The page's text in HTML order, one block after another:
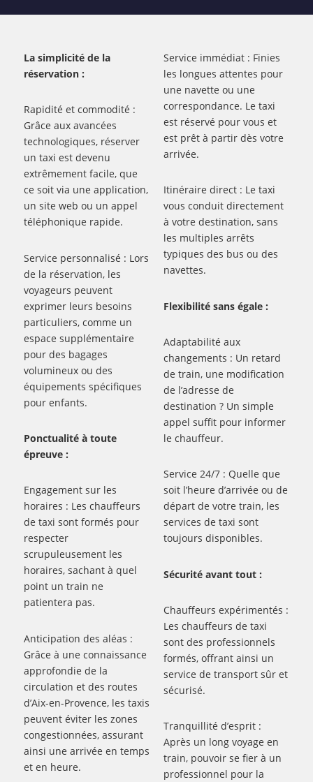
La simplicité de la
réservation :
Rapidité et commodité :
Grâce aux avancées
technologiques, réserver
un taxi est devenu
extrêmement facile, que
ce soit via une application,
un site web ou un appel
téléphonique rapide.
Service personnalisé : Lors
de la réservation, les
voyageurs peuvent
exprimer leurs besoins
particuliers, comme un
espace supplémentaire
pour des bagages
volumineux ou des
équipements spécifiques
pour enfants.
Ponctualité à toute
épreuve :
Engagement sur les
horaires : Les chauffeurs
de taxi sont formés pour
respecter
scrupuleusement les
horaires, sachant à quel
point un train ne
patientera pas.
Anticipation des aléas :
Grâce à une connaissance
approfondie de la
circulation et des routes
d’Aix-en-Provence, les taxis
peuvent éviter les zones
congestionnées, assurant
ainsi une arrivée en temps
et en heure.
Service immédiat : Finies
les longues attentes pour
une navette ou une
correspondance. Le taxi
est réservé pour vous et
est prêt à partir dès votre
arrivée.
Itinéraire direct : Le taxi
vous conduit directement
à votre destination, sans
les multiples arrêts
typiques des bus ou des
navettes.
Flexibilité sans égale :
Adaptabilité aux
changements : Un retard
de train, une modification
de l’adresse de
destination ? Un simple
appel suffit pour informer
le chauffeur.
Service 24/7 : Quelle que
soit l’heure d’arrivée ou de
départ de votre train, les
services de taxi sont
toujours disponibles.
Sécurité avant tout :
Chauffeurs expérimentés :
Les chauffeurs de taxi
sont des professionnels
formés, offrant ainsi un
service de transport sûr et
sécurisé.
Tranquillité d’esprit :
Après un long voyage en
train, pouvoir se fier à un
professionnel pour la